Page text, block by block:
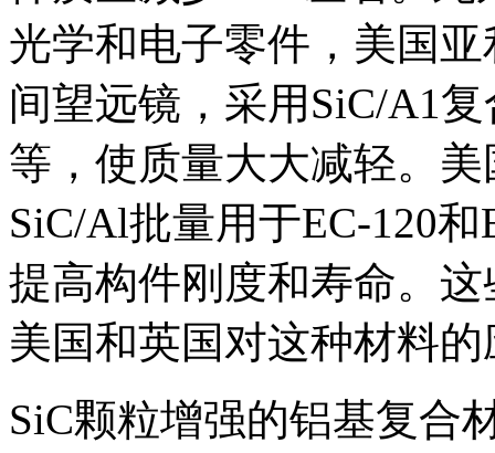
光学和电子零件，美国
间望远镜，采用SiC/A1
等，使质量大大减轻。
SiC/Al批量用于EC-120
提高构件刚度和寿命。
美国和英国对这种材料
SiC颗粒增强的铝基复合